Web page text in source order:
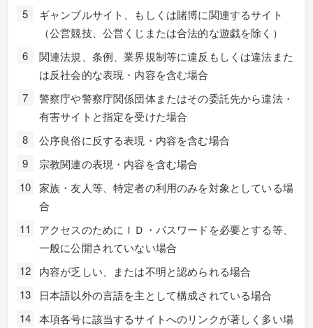
ギャンブルサイト、もしくは賭博に関連するサイト
（公営競技、公営くじまたは合法的な遊戯を除く）
関連法規、条例、業界規制等に違反もしくは違法また
は反社会的な表現・内容を含む場合
警察庁や警察庁関係団体またはその委託先から違法・
有害サイトと指定を受けた場合
公序良俗に反する表現・内容を含む場合
宗教関連の表現・内容を含む場合
家族・友人等、特定者の利用のみを対象としている場
合
アクセスのためにＩＤ・パスワードを必要とする等、
一般に公開されていない場合
内容が乏しい、または不明と認められる場合
日本語以外の言語を主として構成されている場合
本項各号に該当するサイトへのリンクが著しく多い場